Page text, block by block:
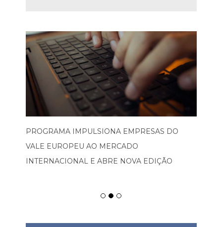
PROGRAMA IMPULSIONA EMPRESAS DO
VALE EUROPEU AO MERCADO
INTERNACIONAL E ABRE NOVA EDIÇÃO